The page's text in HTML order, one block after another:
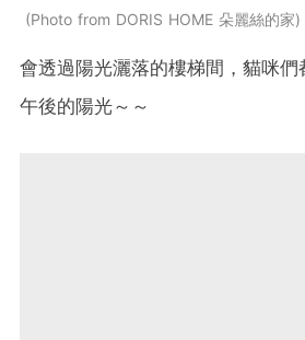
Photo from DORIS HOME 朵麗絲的家
會透過陽光灑落的樓梯間，貓咪
午後的陽光～～